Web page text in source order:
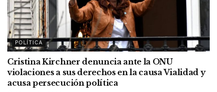
POLÍTICA
Cristina Kirchner denuncia ante la ONU
violaciones a sus derechos en la causa Vialidad y
acusa persecución política